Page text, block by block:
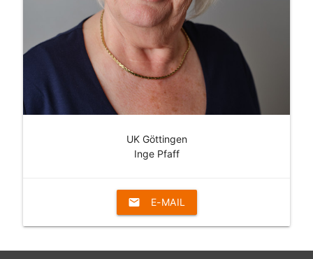
UK Göttingen
Inge Pfaff
email E-MAIL